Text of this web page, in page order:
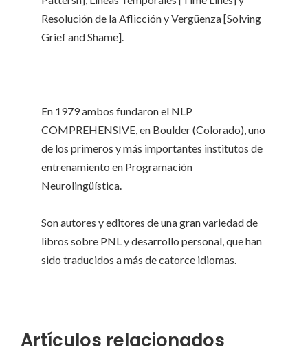
Resolución de la Aflicción y Vergüenza [Solving
Grief and Shame].
En 1979 ambos fundaron el NLP
COMPREHENSIVE, en Boulder (Colorado), uno
de los primeros y más importantes institutos de
entrenamiento en Programación
Neurolingüística.
Son autores y editores de una gran variedad de
libros sobre PNL y desarrollo personal, que han
sido traducidos a más de catorce idiomas.
Artículos relacionados